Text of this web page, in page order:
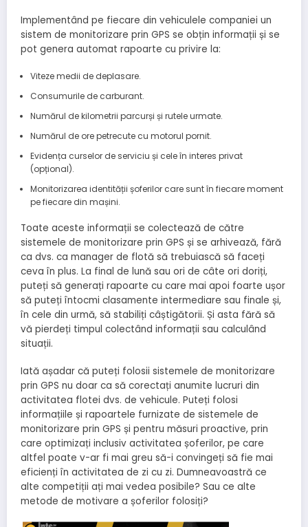
Implementând pe fiecare din vehiculele companiei un
sistem de monitorizare prin GPS se obțin informații și se
pot genera automat rapoarte cu privire la:
Viteze medii de deplasare.
Consumurile de carburant.
Numărul de kilometrii parcurși și rutele urmate.
Numărul de ore petrecute cu motorul pornit.
Evidența curselor de serviciu și cele în interes privat
(opțional).
Monitorizarea identității șoferilor care sunt în fiecare moment
pe fiecare din mașini.
Toate aceste informații se colectează de către
sistemele de monitorizare prin GPS și se arhivează, fără
ca dvs. ca manager de flotă să trebuiască să faceți
ceva în plus. La final de lună sau ori de câte ori doriți,
puteți să generați rapoarte cu care mai apoi foarte ușor
să puteți întocmi clasamente intermediare sau finale și,
în cele din urmă, să stabiliți câștigătorii. Și asta fără să
vă pierdeți timpul colectând informații sau calculând
situații.
Iată așadar că puteți folosii sistemele de monitorizare
prin GPS nu doar ca să corectați anumite lucruri din
activitatea flotei dvs. de vehicule. Puteți folosi
informațiile și rapoartele furnizate de sistemele de
monitorizare prin GPS și pentru măsuri proactive, prin
care optimizați inclusiv activitatea șoferilor, pe care
altfel poate v-ar fi mai greu să-i convingeți să fie mai
eficienți în activitatea de zi cu zi. Dumneavoastră ce
alte competiții ați mai vedea posibile? Sau ce alte
metode de motivare a șoferilor folosiți?